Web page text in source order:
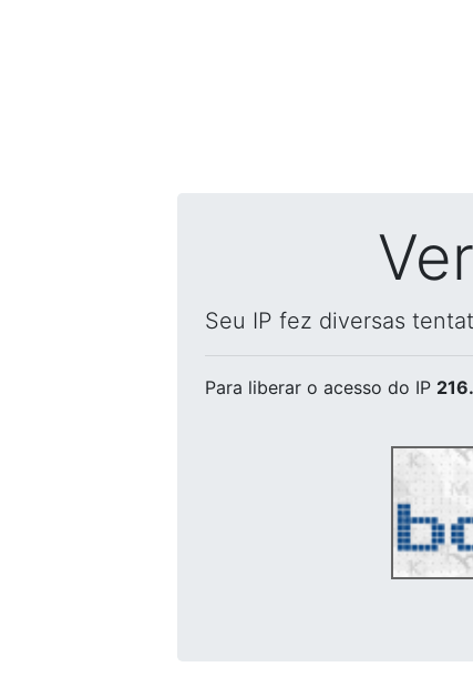
Seu IP fez diversas
Para liberar o acesso do IP